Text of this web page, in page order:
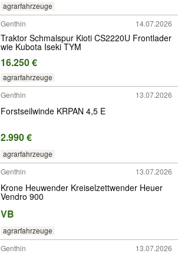
agrarfahrzeuge
Genthin
14.07.2026
Traktor Schmalspur Kioti CS2220U Frontlader
wie Kubota Iseki TYM
16.250 €
agrarfahrzeuge
Genthin
13.07.2026
Forstseilwinde KRPAN 4,5 E
2.990 €
agrarfahrzeuge
Genthin
13.07.2026
Krone Heuwender Kreiselzettwender Heuer
Vendro 900
VB
agrarfahrzeuge
Genthin
13.07.2026